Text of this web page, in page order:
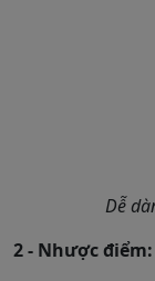
Dễ
2 - Nhược điểm: